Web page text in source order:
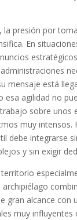
la presión por
En
mensaje está
esa agilidad no
sobre unos
muy intensos.
debe integrarse
y sin exigir
territorio
archipiélago
gran alcance con
muy influyentes